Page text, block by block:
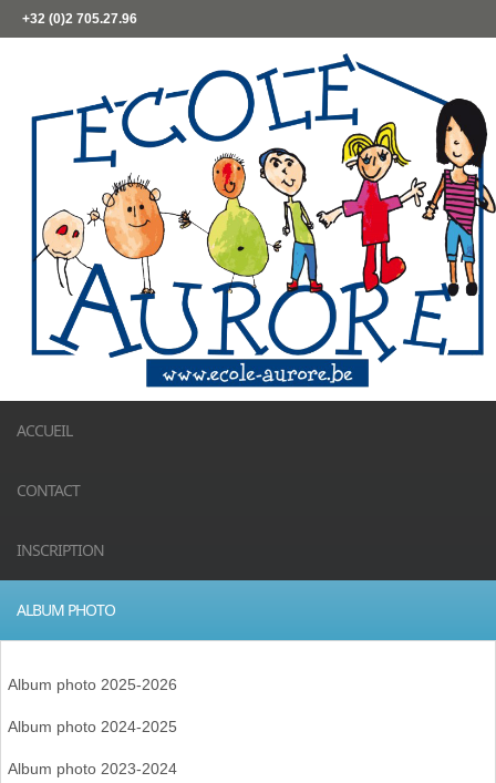
+32 (0)2 705.27.96
ACCUEIL
CONTACT
INSCRIPTION
ALBUM PHOTO
Album photo 2025-2026
Album photo 2024-2025
Album photo 2023-2024